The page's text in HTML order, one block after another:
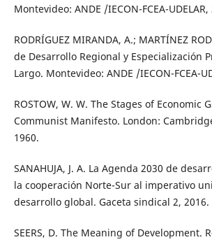
Montevideo: ANDE /IECON-FCEA-
RODRÍGUEZ MIRANDA, A.; MARTÍNEZ
de Desarrollo Regional y Especialización
Largo. Montevideo: ANDE /IECON-FCEA-
ROSTOW, W. W. The Stages of Economic
Communist Manifesto. London:
1960.
SANAHUJA, J. A. La Agenda 2030 de
la cooperación Norte-Sur al imperativo
desarrollo global. Gaceta sindical 2, 2016.
SEERS, D. The Meaning of Development.